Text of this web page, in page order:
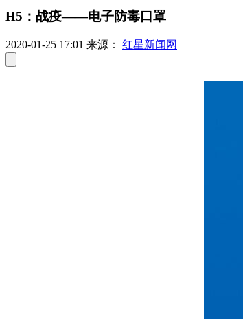
H5：战疫——电子防毒口罩
2020-01-25 17:01 来源： 红星新闻网